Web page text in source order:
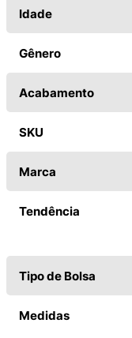
Idade
Gênero
Acabamento
SKU
Marca
Tendência
Tipo de Bolsa
Medidas